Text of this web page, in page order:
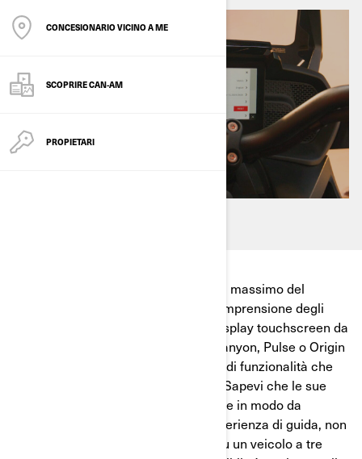
CONCESIONARIO VICINO A ME
SCOPRIRE CAN-AM
PROPIETARI
Desideriamo aiutarti a raggiungere il massimo del
divertimento: questo inizia con la comprensione degli
aggiornamenti del touchscreen. Il display touchscreen da
10,25” sui veicoli Can-Am Spyder, Canyon, Pulse o Origin
offre una gamma sempre crescente di funzionalità che
esaltano le tue avventure su strada. Sapevi che le sue
caratteristiche sono progettate anche in modo da
rendere più facile che mai la tua esperienza di guida, non
importa se su una moto elettrica o su un veicolo a tre